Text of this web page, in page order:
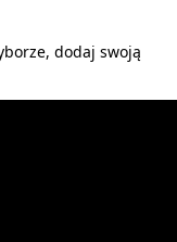
dodaj swoją